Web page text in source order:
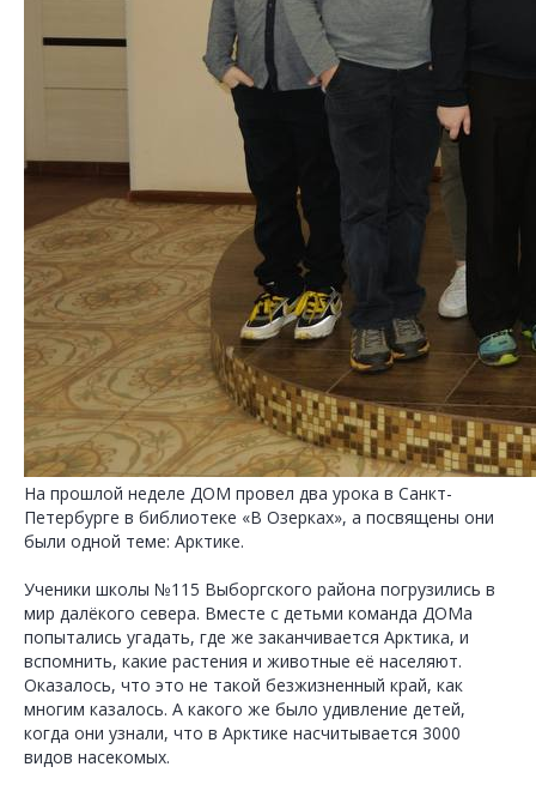
На прошлой неделе ДОМ провел два урока в Санкт-
Петербурге в библиотеке «В Озерках», а посвящены они
были одной теме: Арктике.
Ученики школы №115 Выборгского района погрузились в
мир далёкого севера. Вместе с детьми команда ДОМа
попытались угадать, где же заканчивается Арктика, и
вспомнить, какие растения и животные её населяют.
Оказалось, что это не такой безжизненный край, как
многим казалось. А какого же было удивление детей,
когда они узнали, что в Арктике насчитывается 3000
видов насекомых.